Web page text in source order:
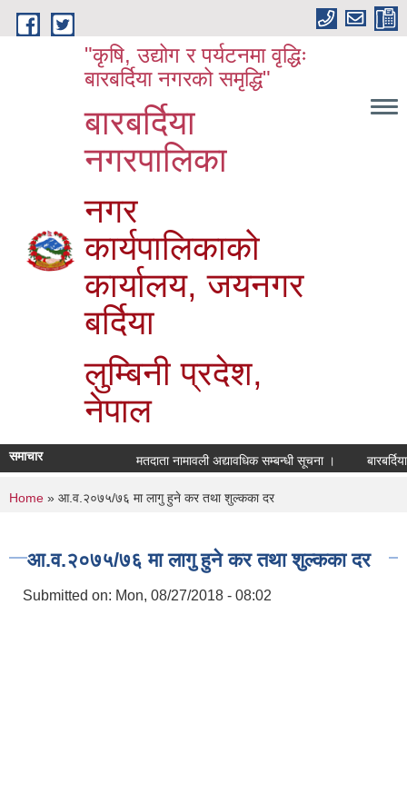
Skip to main content
"कृषि, उद्योग र पर्यटनमा वृद्धिः
बारबर्दिया नगरको समृद्धि"
बारबर्दिया
नगरपालिका
नगर
कार्यपालिकाको
कार्यालय, जयनगर
बर्दिया
लुम्बिनी प्रदेश,
नेपाल
समाचार मतदाता नामावली अद्यावधिक सम्बन्धी सूचना ।
You are here
Home » आ.व.२०७५/७६ मा लागु हुने कर तथा शुल्कका दर
आ.व.२०७५/७६ मा लागु हुने कर तथा शुल्कका दर
Submitted on: Mon, 08/27/2018 - 08:02